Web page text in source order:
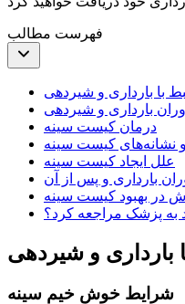
فهرست مطالب
با بارداری و شیردهی
بارداری و شیردهی
درمان کیست سینه
علل ایجاد کیست سینه
بارداری و پس از آن
در بهبود کیست سینه
به پزشک مراجعه کرد؟
بارداری و شیردهی
شرایط خوش خیم سینه